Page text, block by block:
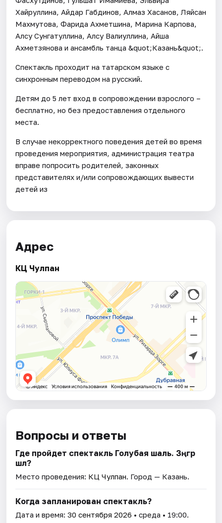
Хайруллина, Айдар Габдинов, Алмаз Хасанов, Ляйсан
Махмутова, Фарида Ахметшина, Марина Карпова,
Алсу Сунгатуллина, Алсу Валиуллина, Айша
Ахметзянова и ансамбль танца &quot;Казань&quot;.
Спектакль проходит на татарском языке с
синхронным переводом на русский.
Детям до 5 лет вход в сопровождении взрослого –
бесплатно, но без предоставления отдельного
места.
В случае некорректного поведения детей во время
проведения мероприятия, администрация театра
вправе попросить родителей, законных
представителях и/или сопровождающих вывести
детей из
Адрес
КЦ Чулпан
Вопросы и ответы
Где пройдет спектакль Голубая шаль. Зәңгәр
шәл?
Место проведения: КЦ Чулпан. Город — Казань.
Когда запланирован спектакль?
Дата и время:30 сентября 2026 • среда • 19:00.